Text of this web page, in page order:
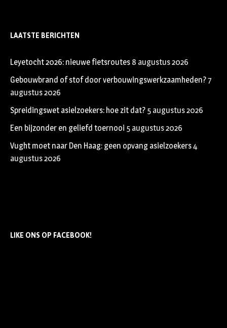
LAATSTE BERICHTEN
Leyetocht 2026: nieuwe fietsroutes 8 augustus 2026
Gebouwbrand of stof door verbouwingswerkzaamheden?7
augustus 2026
Spreidingswet asielzoekers: hoe zit dat? 5 augustus 2026
Een bijzonder en geliefd toernooi 5 augustus 2026
Vught moet naar Den Haag: geen opvang asielzoekers4
augustus 2026
LIKE ONS OP FACEBOOK!